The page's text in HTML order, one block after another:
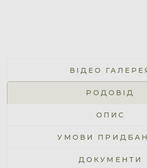
ВІДЕО
РОДОВІД
ОПИС
УМОВИ
ДОКУМЕНТИ